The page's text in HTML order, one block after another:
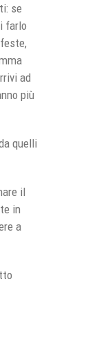
se
farlo
ad
più
quelli
il
in
a